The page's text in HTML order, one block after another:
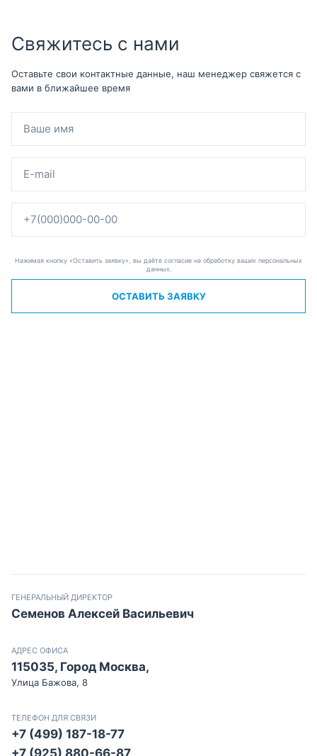
Свяжитесь с нами
Оставьте свои контактные данные, наш менеджер свяжется с
вами в ближайшее время
Нажимая кнопку «Оставить заявку», вы даёте согласие на обработку ваших персональных
данных.
ОСТАВИТЬ ЗАЯВКУ
ГЕНЕРАЛЬНЫЙ ДИРЕКТОР
Семенов Алексей Васильевич
АДРЕС ОФИСА
115035, Город Москва,
Улица Бажова, 8
ТЕЛЕФОН ДЛЯ СВЯЗИ
+7 (499) 187-18-77
+7 (925) 880-66-87